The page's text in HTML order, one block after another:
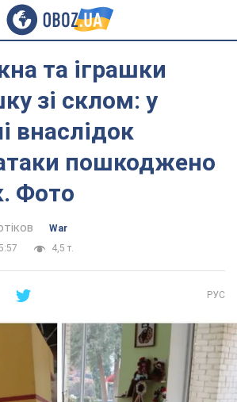
та іграшки
зі склом: у
внаслідок
пошкоджено
Фото
War
4,5 т.
РУС